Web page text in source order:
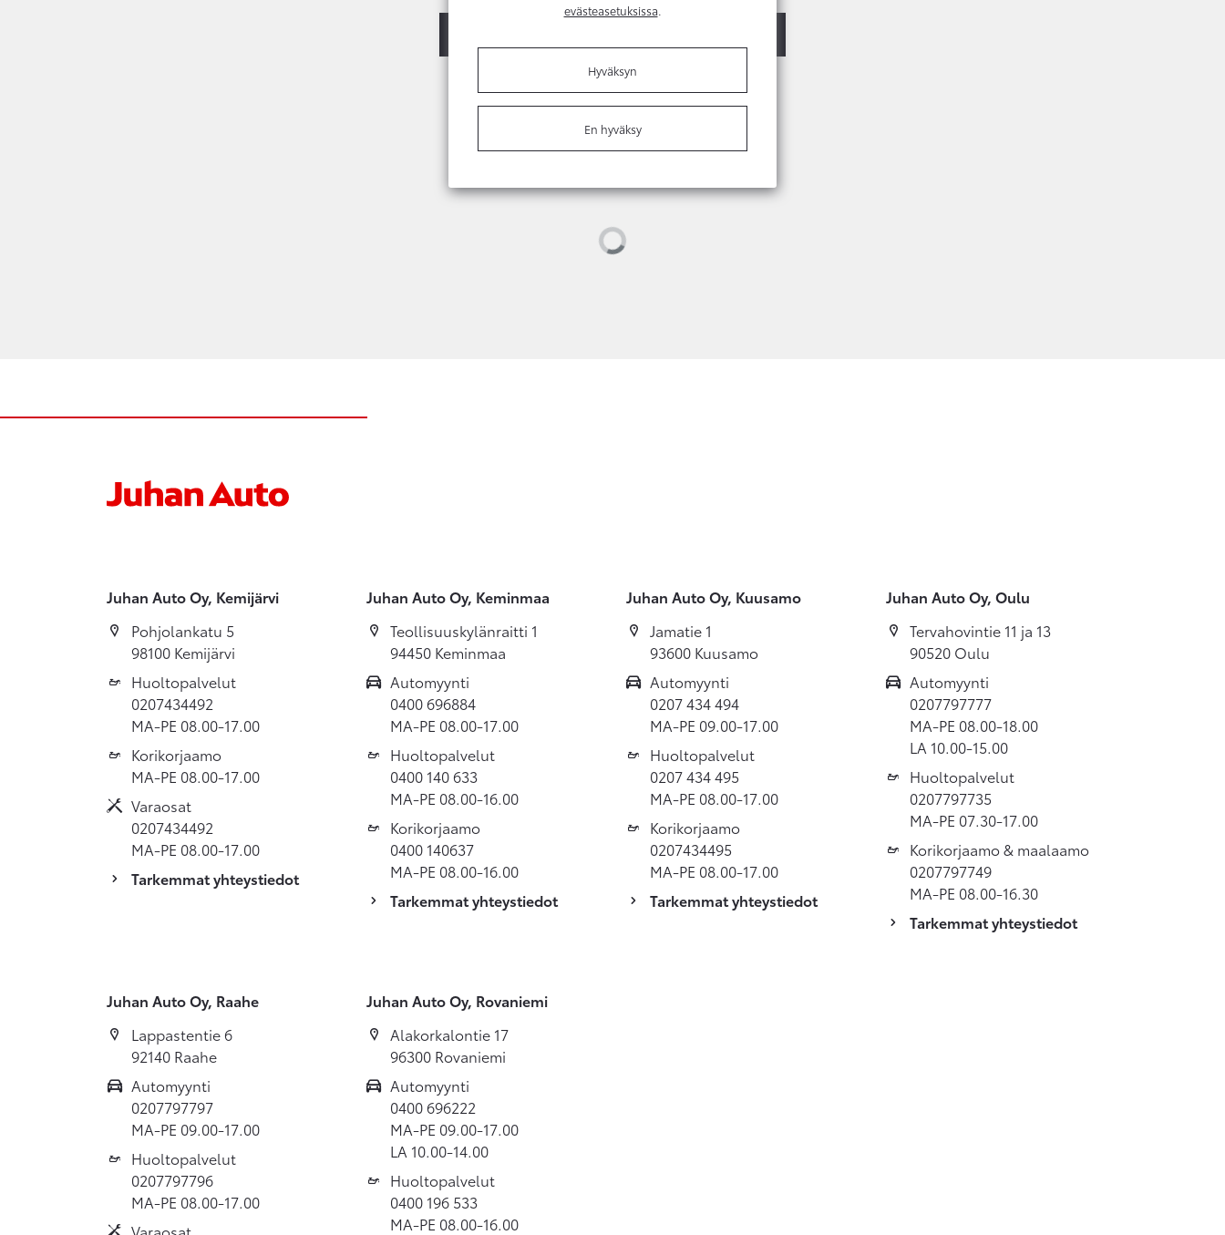
Juhan Auto Oy, Kemijärvi
Pohjolankatu 5
98100 Kemijärvi
Huoltopalvelut
0207434492
MA-PE 08.00-17.00
Korikorjaamo
MA-PE 08.00-17.00
Varaosat
0207434492
MA-PE 08.00-17.00
Tarkemmat yhteystiedot
Juhan Auto Oy, Keminmaa
Teollisuuskylänraitti 1
94450 Keminmaa
Automyynti
0400 696884
MA-PE 08.00-17.00
Huoltopalvelut
0400 140 633
MA-PE 08.00-16.00
Korikorjaamo
0400 140637
MA-PE 08.00-16.00
Tarkemmat yhteystiedot
Juhan Auto Oy, Kuusamo
Jamatie 1
93600 Kuusamo
Automyynti
0207 434 494
MA-PE 09.00-17.00
Huoltopalvelut
0207 434 495
MA-PE 08.00-17.00
Korikorjaamo
0207434495
MA-PE 08.00-17.00
Tarkemmat yhteystiedot
Juhan Auto Oy, Oulu
Tervahovintie 11 ja 13
90520 Oulu
Automyynti
0207797777
MA-PE 08.00-18.00
LA 10.00-15.00
Huoltopalvelut
0207797735
MA-PE 07.30-17.00
Korikorjaamo & maalaamo
0207797749
MA-PE 08.00-16.30
Tarkemmat yhteystiedot
Juhan Auto Oy, Raahe
Lappastentie 6
92140 Raahe
Automyynti
0207797797
MA-PE 09.00-17.00
Huoltopalvelut
0207797796
MA-PE 08.00-17.00
Juhan Auto Oy, Rovaniemi
Alakorkalontie 17
96300 Rovaniemi
Automyynti
0400 696222
MA-PE 09.00-17.00
LA 10.00-14.00
Huoltopalvelut
0400 196 533
MA-PE 08.00-16.00
evästeasetuksissa.
Hyväksyn
En hyväksy